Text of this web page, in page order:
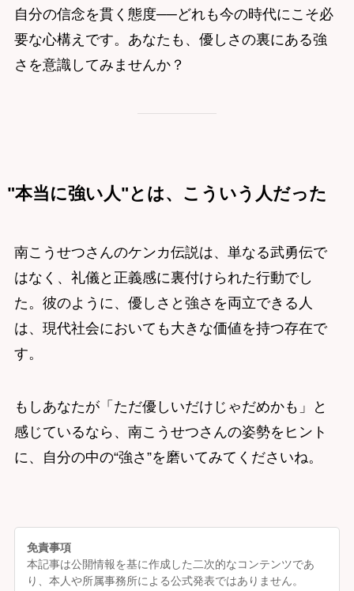
自分の信念を貫く態度──どれも今の時代にこそ必
要な心構えです。あなたも、優しさの裏にある強
さを意識してみませんか？
"本当に強い人"とは、こういう人だった
南こうせつさんのケンカ伝説は、単なる武勇伝で
はなく、礼儀と正義感に裏付けられた行動でし
た。彼のように、優しさと強さを両立できる人
は、現代社会においても大きな価値を持つ存在で
す。
もしあなたが「ただ優しいだけじゃだめかも」と
感じているなら、南こうせつさんの姿勢をヒント
に、自分の中の“強さ”を磨いてみてくださいね。
免責事項
本記事は公開情報を基に作成した二次的なコンテンツであ
り、本人や所属事務所による公式発表ではありません。